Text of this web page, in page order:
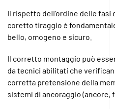
Il rispetto dell'ordine delle fasi
coretto tiraggio è
bello, omogeno e sicuro.
Il corretto montaggio può
da tecnici abilitati che
corretta pretensione della
sistemi di ancoraggio (ancore,